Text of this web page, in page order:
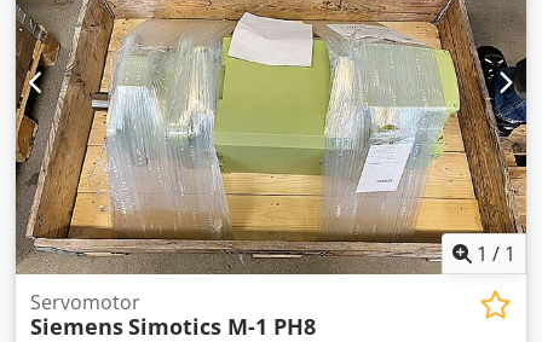
1 / 1
Servomotor
SiemensSimotics M-1 PH8